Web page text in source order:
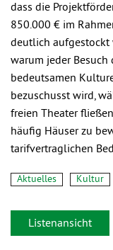
dass die
850.000 € im
deutlich aufgestockt
warum jeder Besuch
bedeutsamen
bezuschusst wird,
freien Theater
häufig Häuser zu
tarifvertraglichen
Aktuelles Kultur
Listenansicht